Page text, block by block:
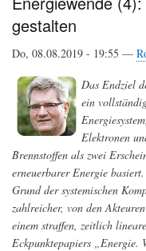
gestalten
Do, 08.08.2019 - 19:55 —
Das Endziel
ein
Elektronen
Brennstoffen als zwei
erneuerbarer Energie
Grund der systemischen
zahlreicher, von den
einem straffen, zeitlich
Eckpunktepapiers „Energie.